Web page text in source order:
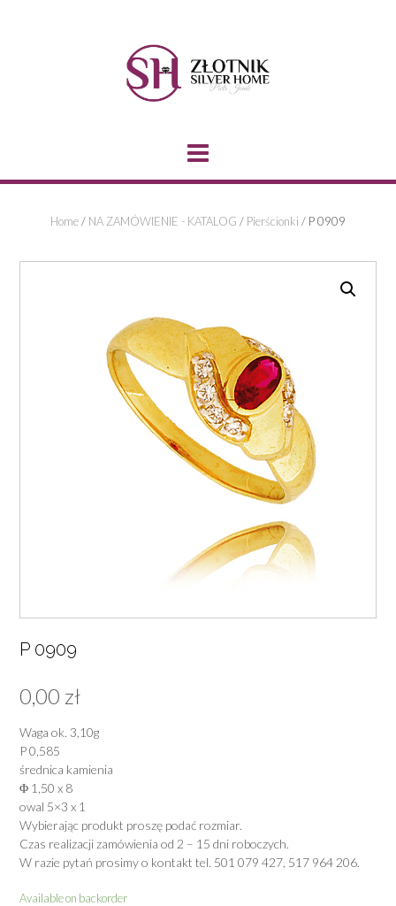
Home/ NA ZAMÓWIENIE - KATALOG / Pierścionki / P 0909
P 0909
0,00 zł
Waga ok. 3,10g
P 0,585
średnica kamienia
Φ 1,50 x 8
owal 5×3 x 1
Wybierając produkt proszę podać rozmiar.
Czas realizacji zamówienia od 2 – 15 dni roboczych.
W razie pytań prosimy o kontakt tel. 501 079 427, 517 964 206.
Available on backorder